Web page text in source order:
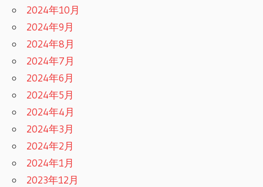
2024年10月
2024年9月
2024年8月
2024年7月
2024年6月
2024年5月
2024年4月
2024年3月
2024年2月
2024年1月
2023年12月